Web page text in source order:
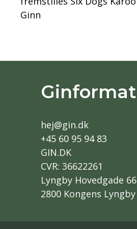
Ginn
hej@gin.dk
+45 60 95 94 83
GIN.DK
CVR: 36622261
Lyngby Hovedgade
2800 Kongens Lyngby